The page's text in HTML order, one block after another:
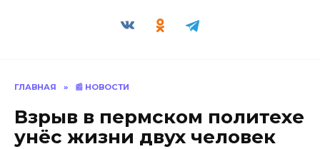
ГЛАВНАЯ » 📰 НОВОСТИ
Взрыв в пермском политехе
унёс жизни двух человек